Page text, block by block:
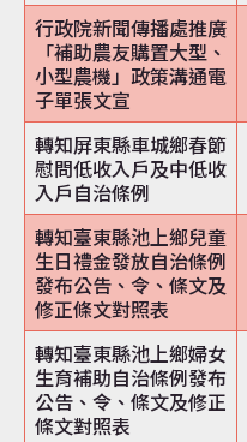
行政院新聞傳播處推廣
「補助農友購置大型、
小型農機」政策溝通電
子單張文宣
轉知屏東縣車城鄉春節
慰問低收入戶及中低收
入戶自治條例
轉知臺東縣池上鄉兒童
生日禮金發放自治條例
發布公告、令、條文及
修正條文對照表
轉知臺東縣池上鄉婦女
生育補助自治條例發布
公告、令、條文及修正
條文對照表